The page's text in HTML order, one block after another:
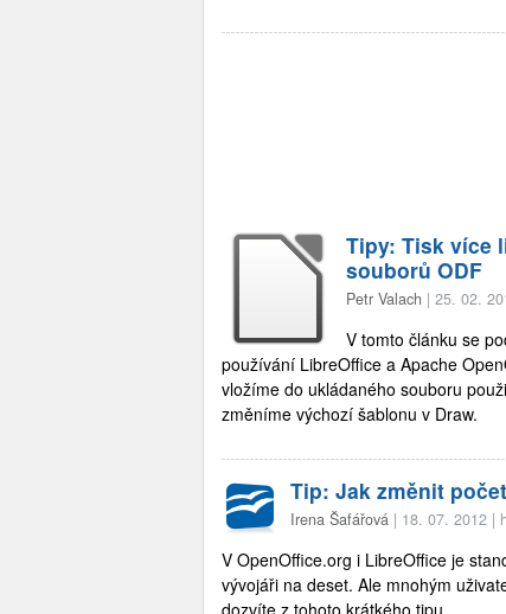
Tipy: Tisk více
souborů ODF
Petr Valach | 25. 02.
V tomto článku se
používání LibreOffice a Apache
vložíme do ukládaného souboru
změníme výchozí šablonu v Draw.
Tip: Jak změnit
Irena Šafářová | 18. 07. 2012 |
V OpenOffice.org i LibreOffice je
vývojáři na deset. Ale mnohým
dozvíte z tohoto krátkého tipu.